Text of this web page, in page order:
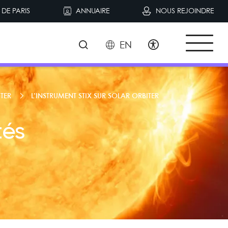
PARIS ANNUAIRE NOUS REJOINDRE
EN
L’INSTRUMENT STIX SUR SOLAR ORBITER